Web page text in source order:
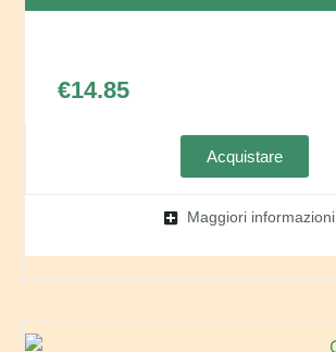
€14.85
Acquistare
Maggiori informazioni